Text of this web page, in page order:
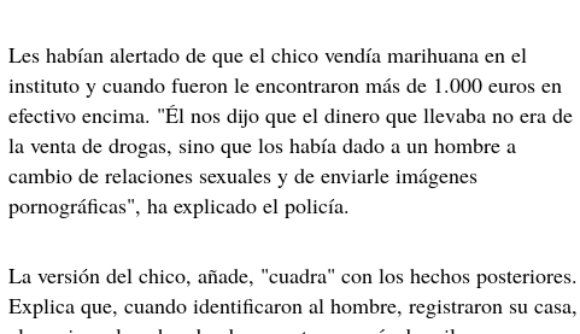
Les habían alertado de que el chico vendía marihuana en el
instituto y cuando fueron le encontraron más de 1.000 euros en
efectivo encima. "Él nos dijo que el dinero que llevaba no era de
la venta de drogas, sino que los había dado a un hombre a
cambio de relaciones sexuales y de enviarle imágenes
pornográficas", ha explicado el policía.
La versión del chico, añade, "cuadra" con los hechos posteriores.
Explica que, cuando identificaron al hombre, registraron su casa,